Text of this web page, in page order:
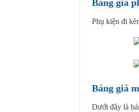
Bảng giá
Phụ kiện đi
Bảng giá
Dưới đây là